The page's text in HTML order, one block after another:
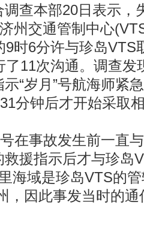
查本部20日表示，
州交通管制中心
9时6分许与珍岛VTS
了11次沟通。调查发
“岁月”号航海师紧
分钟后才开始采取
事故发生前一直
援指示后才与珍岛
海域是珍岛VTS的
，因此事发当时的